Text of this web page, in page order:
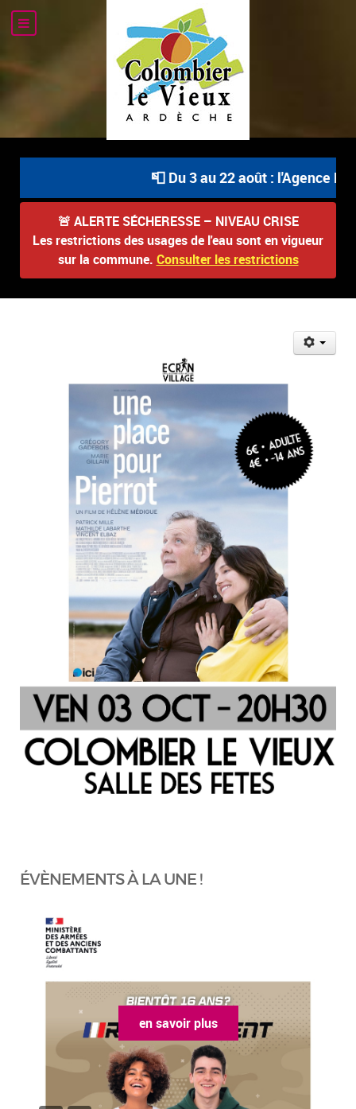
📮 Du 3 au 22 août : l'Agence
🚨 ALERTE SÉCHERESSE – NIVEAU CRISE
Les restrictions des usages de l'eau sont en vigueur
sur la commune. Consulter les restrictions
ÉVÈNEMENTS À LA UNE !
en savoir plus